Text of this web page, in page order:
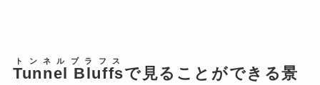
Tunnel
トンネル
Bluffs
ブラフス
で見ることができる景